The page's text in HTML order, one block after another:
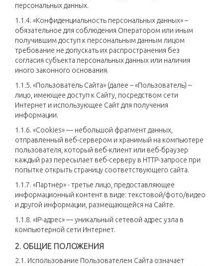
персональных данных.
1.1.4. «Конфиденциальность персональных данных» –
обязательное для соблюдения Оператором или иным
получившим доступ к персональным данным лицом
требование не допускать их распространения без
согласия субъекта персональных данных или наличия
иного законного основания.
1.1.5. «Пользователь Сайта» (далее – «Пользователь) –
лицо, имеющее доступ к Сайту, посредством сети
Интернет и использующее Сайт для получения
информации.
1.1.6. «Cookies» — небольшой фрагмент данных,
отправленный веб-сервером и хранимый на компьютере
пользователя, который веб-клиент или веб-браузер
каждый раз пересылает веб-серверу в HTTP-запросе при
попытке открыть страницу соответствующего сайта.
1.1.7. «Партнёр» - третье лицо, предоставляющее
информационный контент в виде: текстовой/фото/видео
и другой информации, размещающейся на Сайте.
1.1.8. «IP-адрес» — уникальный сетевой адрес узла в
компьютерной сети Интернет.
2. ОБЩИЕ ПОЛОЖЕНИЯ
2.1. Использование Пользователем Сайта означает